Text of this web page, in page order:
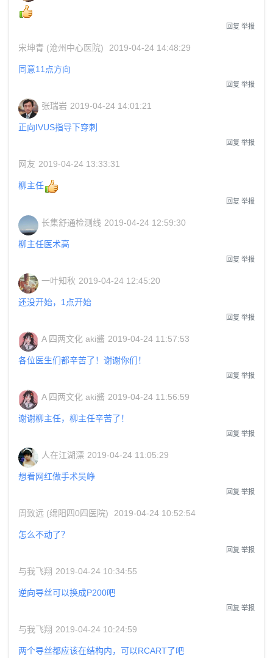
回复 举报
宋坤青 (沧州中心医院) 2019-04-24 14:48:29
同意11点方向
回复 举报
张瑞岩 2019-04-24 14:01:21
正向IVUS指导下穿刺
回复 举报
网友 2019-04-24 13:33:31
柳主任
回复 举报
长集舒通检测线 2019-04-24 12:59:30
柳主任医术高
回复 举报
一叶知秋 2019-04-24 12:45:20
还没开始，1点开始
回复 举报
A 四两文化 aki酱 2019-04-24 11:57:53
各位医生们都辛苦了！谢谢你们！
回复 举报
A 四两文化 aki酱 2019-04-24 11:56:59
谢谢柳主任，柳主任辛苦了！
回复 举报
人在江湖漂 2019-04-24 11:05:29
想看网红做手术吴峥
回复 举报
周致远 (绵阳四0四医院) 2019-04-24 10:52:54
怎么不动了？
回复 举报
与我飞翔 2019-04-24 10:34:55
逆向导丝可以换成P200吧
回复 举报
与我飞翔 2019-04-24 10:24:59
两个导丝都应该在结构内，可以RCART了吧